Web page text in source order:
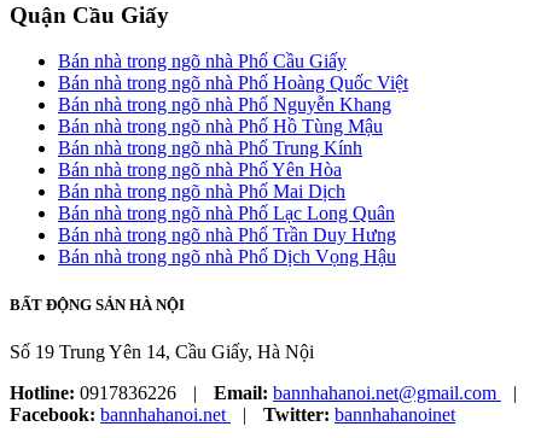
Quận Cầu Giấy
Bán nhà trong ngõ nhà Phố Cầu Giấy
Bán nhà trong ngõ nhà Phố Hoàng Quốc Việt
Bán nhà trong ngõ nhà Phố Nguyễn Khang
Bán nhà trong ngõ nhà Phố Hồ Tùng Mậu
Bán nhà trong ngõ nhà Phố Trung Kính
Bán nhà trong ngõ nhà Phố Yên Hòa
Bán nhà trong ngõ nhà Phố Mai Dịch
Bán nhà trong ngõ nhà Phố Lạc Long Quân
Bán nhà trong ngõ nhà Phố Trần Duy Hưng
Bán nhà trong ngõ nhà Phố Dịch Vọng Hậu
BẤT ĐỘNG SẢN HÀ NỘI
Số 19 Trung Yên 14, Cầu Giấy, Hà Nội
Hotline: 0917836226 | Email: bannhahanoi.net@gmail.com
|
Facebook: bannhahanoi.net | Twitter: bannhahanoinet